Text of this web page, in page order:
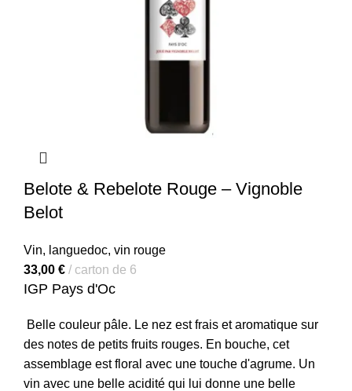
Belote & Rebelote Rouge – Vignoble
Belot
Vin, languedoc, vin rouge
33,00 € carton de 6
IGP Pays d'Oc
Belle couleur pâle. Le nez est frais et aromatique sur
des notes de petits fruits rouges. En bouche, cet
assemblage est floral avec une touche d'agrume. Un
vin avec une belle acidité qui lui donne une belle